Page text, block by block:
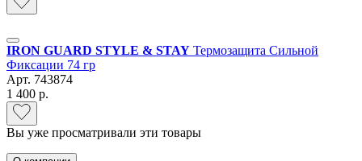
IRON GUARD STYLE & STAY Термозащита Сильной
Фиксации 74 гр
Арт. 743874
1 400 р.
Вы уже просматривали эти товары